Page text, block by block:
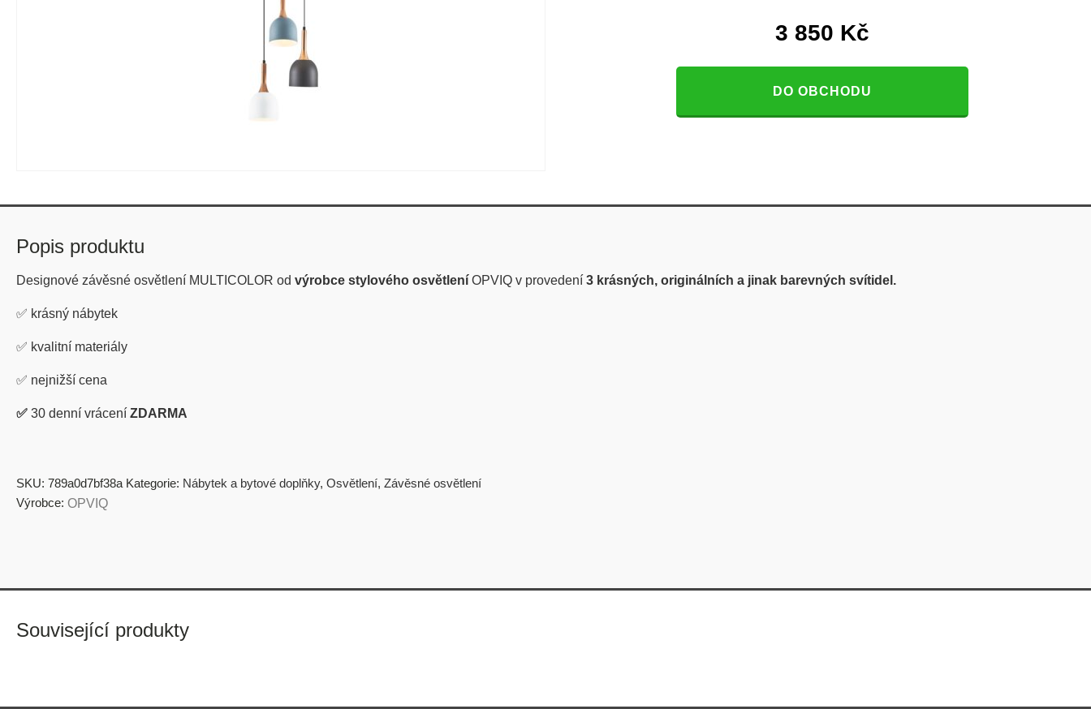
3 850 Kč
DO OBCHODU
Popis produktu
Designové závěsné osvětlení MULTICOLOR od výrobce stylového osvětlení OPVIQ v provedení 3 krásných, originálních a jinak barevných svítidel.
✅ krásný nábytek
✅ kvalitní materiály
✅ nejnižší cena
✅ 30 denní vrácení ZDARMA
SKU: 789a0d7bf38a Kategorie: Nábytek a bytové doplňky, Osvětlení, Závěsné osvětlení
Výrobce: OPVIQ
Související produkty